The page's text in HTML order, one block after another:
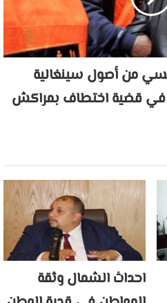
من أصول سينغالية
في قضية اختطاف بمراكش
احداث الشمال وثقة